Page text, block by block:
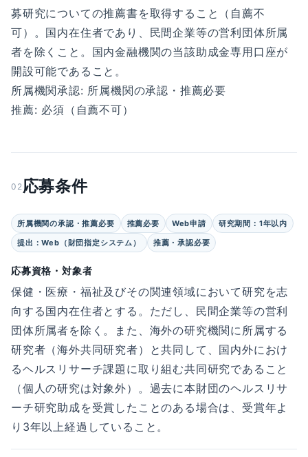
募研究についての推薦書を取得すること（自薦不
可）。国内在住者であり、民間企業等の営利団体所属
者を除くこと。国内金融機関の当該助成金専用口座が
開設可能であること。
所属機関承認: 所属機関の承認・推薦必要
推薦: 必須（自薦不可）
02 応募条件
所属機関の承認・推薦必要 推薦必要 Web申請
研究期間：1年以内
提出：Web（財団指定システム）
推薦・承認必要
応募資格・対象者
保健・医療・福祉及びその関連領域において研究を志
向する国内在住者とする。ただし、民間企業等の営利
団体所属者を除く。また、海外の研究機関に所属する
研究者（海外共同研究者）と共同して、国内外におけ
るヘルスリサーチ課題に取り組む共同研究であること
（個人の研究は対象外）。過去に本財団のヘルスリサ
ーチ研究助成を受賞したことのある場合は、受賞年よ
り3年以上経過していること。